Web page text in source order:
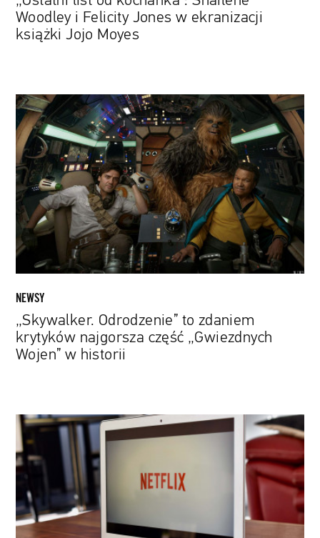
Moyes
Woodley i Felicity Jones w ekranizacji
książki Jojo Moyes
„Skywalker.
Odrodzenie”
to
zdaniem
krytyków
najgorsza
część
„Gwiezdnych
Wojen”
w
historii
NEWSY
„Skywalker. Odrodzenie” to zdaniem
krytyków najgorsza część „Gwiezdnych
Wojen” w historii
„Netflix
Party”:
Specjalna
wtyczka
umożliwia
wspólne
oglądanie